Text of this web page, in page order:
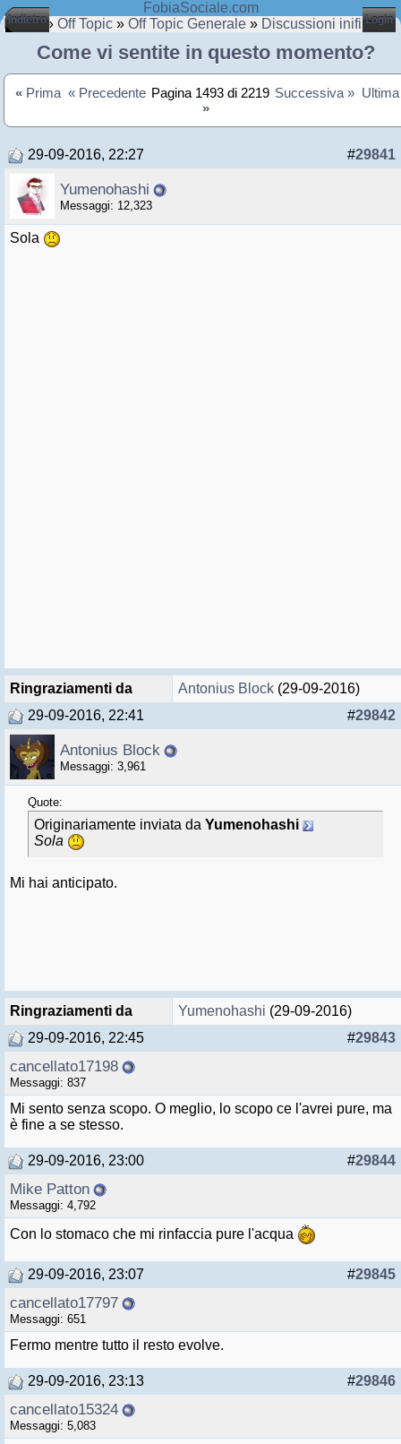
FobiaSociale.com
Indietro Login
Home » Off Topic » Off Topic Generale » Discussioni inifinite
Come vi sentite in questo momento?
« Prima « Precedente Pagina 1493 di 2219 Successiva » Ultima
»
#29841
29-09-2016, 22:27
Yumenohashi
Messaggi: 12,323
Sola
Ringraziamenti da Antonius Block (29-09-2016)
#29842
29-09-2016, 22:41
Antonius Block
Messaggi: 3,961
Quote:
Originariamente inviata da Yumenohashi
Sola
Mi hai anticipato.
Ringraziamenti da Yumenohashi (29-09-2016)
#29843
29-09-2016, 22:45
cancellato17198
Messaggi: 837
Mi sento senza scopo. O meglio, lo scopo ce l'avrei pure, ma
è fine a se stesso.
#29844
29-09-2016, 23:00
Mike Patton
Messaggi: 4,792
Con lo stomaco che mi rinfaccia pure l'acqua
#29845
29-09-2016, 23:07
cancellato17797
Messaggi: 651
Fermo mentre tutto il resto evolve.
#29846
29-09-2016, 23:13
cancellato15324
Messaggi: 5,083